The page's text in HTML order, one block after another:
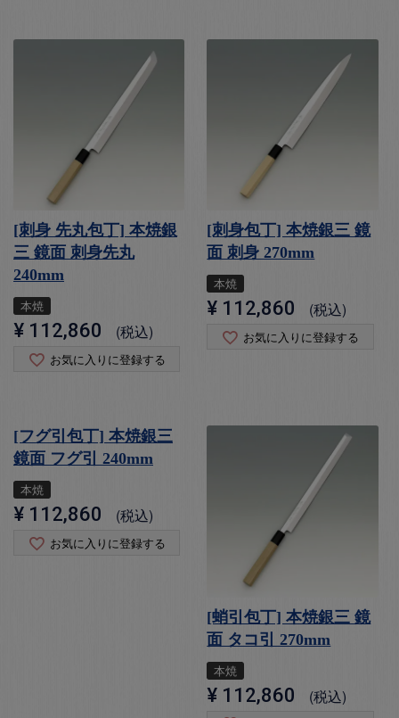
[刺身 先丸包丁] 本焼銀
三 鏡面 刺身先丸
240mm
本焼
¥ 112,860 税込
お気に入りに登録する
[刺身包丁] 本焼銀三 鏡
面 刺身 270mm
本焼
¥ 112,860 税込
お気に入りに登録する
[フグ引包丁] 本焼銀三
鏡面 フグ引 240mm
本焼
¥ 112,860 税込
お気に入りに登録する
[蛸引包丁] 本焼銀三 鏡
面 タコ引 270mm
本焼
¥ 112,860 税込